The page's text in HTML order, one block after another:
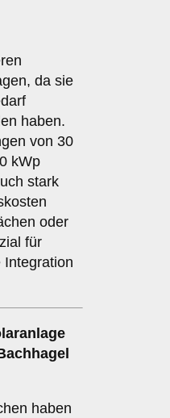
da sie
haben.
von 30
kWp
stark
oder
für
Integration
haben